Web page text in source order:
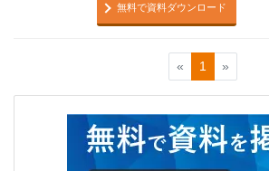
無料で資料ダウンロード
« 1 »